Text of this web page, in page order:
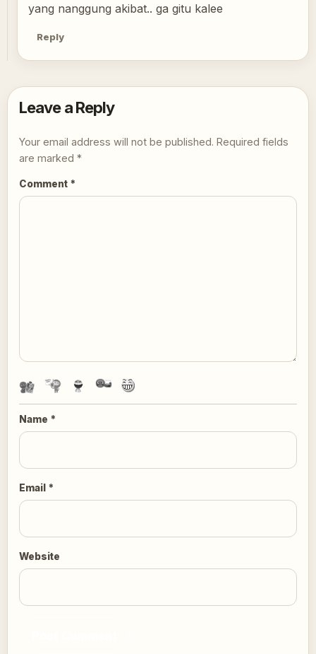
yang nanggung akibat.. ga gitu kalee
Reply
Leave a Reply
Your email address will not be published. Required fields
are marked *
Comment *
Name *
Email *
Website